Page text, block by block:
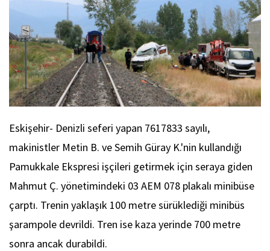
Eskişehir- Denizli seferi yapan 7617833 sayılı,
makinistler Metin B. ve Semih Güray K.'nin kullandığı
Pamukkale Ekspresi işçileri getirmek için seraya giden
Mahmut Ç. yönetimindeki 03 AEM 078 plakalı minibüse
çarptı. Trenin yaklaşık 100 metre sürüklediği minibüs
şarampole devrildi. Tren ise kaza yerinde 700 metre
sonra ancak durabildi.